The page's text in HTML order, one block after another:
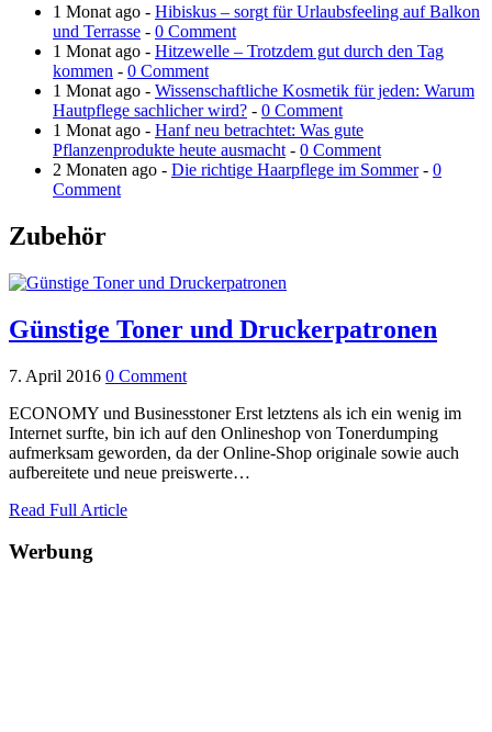
1 Monat ago - Hibiskus – sorgt für Urlaubsfeeling auf Balkon
und Terrasse - 0 Comment
1 Monat ago - Hitzewelle – Trotzdem gut durch den Tag
kommen - 0 Comment
1 Monat ago - Wissenschaftliche Kosmetik für jeden: Warum
Hautpflege sachlicher wird? - 0 Comment
1 Monat ago - Hanf neu betrachtet: Was gute
Pflanzenprodukte heute ausmacht - 0 Comment
2 Monaten ago - Die richtige Haarpflege im Sommer- 0
Comment
Zubehör
Günstige Toner und Druckerpatronen
7. April 2016 0 Comment
ECONOMY und Businesstoner Erst letztens als ich ein wenig im
Internet surfte, bin ich auf den Onlineshop von Tonerdumping
aufmerksam geworden, da der Online-Shop originale sowie auch
aufbereitete und neue preiswerte…
Read Full Article
Werbung